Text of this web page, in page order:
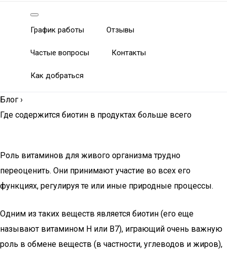
График работы Отзывы
Частые вопросы Контакты
Как добраться
Блог ›
Где содержится биотин в продуктах больше всего
Роль витаминов для живого организма трудно
переоценить. Они принимают участие во всех его
функциях, регулируя те или иные природные процессы.
Одним из таких веществ является биотин (его еще
называют витамином H или B7), играющий очень важную
роль в обмене веществ (в частности, углеводов и жиров),